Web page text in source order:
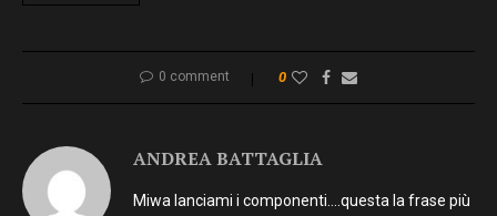
0 comment 0
ANDREA BATTAGLIA
Miwa lanciami i componenti….questa la frase più